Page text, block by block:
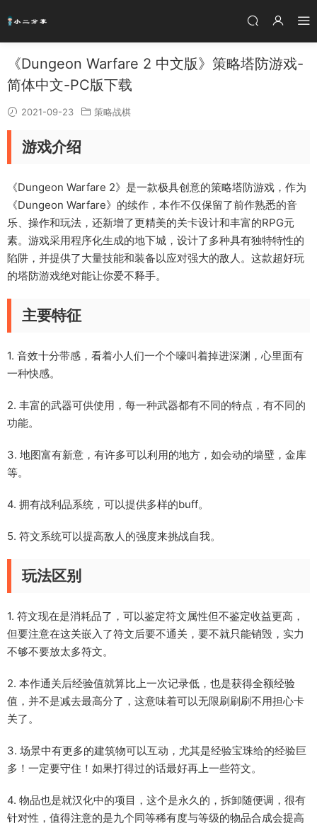
《Dungeon Warfare 2 中文版》策略塔防游戏-
简体中文-PC版下载
2021-09-23 策略战棋
游戏介绍
《Dungeon Warfare 2》是一款极具创意的策略塔防游戏，作为
《Dungeon Warfare》的续作，本作不仅保留了前作熟悉的音
乐、操作和玩法，还新增了更精美的关卡设计和丰富的RPG元
素。游戏采用程序化生成的地下城，设计了多种具有独特特性的
陷阱，并提供了大量技能和装备以应对强大的敌人。这款超好玩
的塔防游戏绝对能让你爱不释手。
主要特征
1. 音效十分带感，看着小人们一个个嚎叫着掉进深渊，心里面有
一种快感。
2. 丰富的武器可供使用，每一种武器都有不同的特点，有不同的
功能。
3. 地图富有新意，有许多可以利用的地方，如会动的墙壁，金库
等。
4. 拥有战利品系统，可以提供多样的buff。
5. 符文系统可以提高敌人的强度来挑战自我。
玩法区别
1. 符文现在是消耗品了，可以鉴定符文属性但不鉴定收益更高，
但要注意在这关嵌入了符文后要不通关，要不就只能销毁，实力
不够不要放太多符文。
2. 本作通关后经验值就算比上一次记录低，也是获得全额经验
值，并不是减去最高分了，这意味着可以无限刷刷刷不用担心卡
关了。
3. 场景中有更多的建筑物可以互动，尤其是经验宝珠给的经验巨
多！一定要守住！如果打得过的话最好再上一些符文。
4. 物品也是就汉化中的项目，这个是永久的，拆卸随便调，很有
针对性，值得注意的是九个同等稀有度与等级的物品合成会提高